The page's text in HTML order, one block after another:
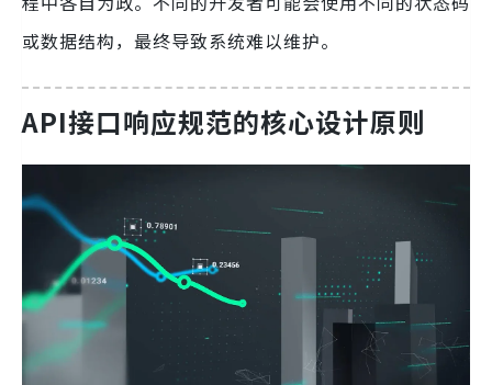
或数据结构，最终导致系统难以维护。
API接口响应规范的核心设计原则